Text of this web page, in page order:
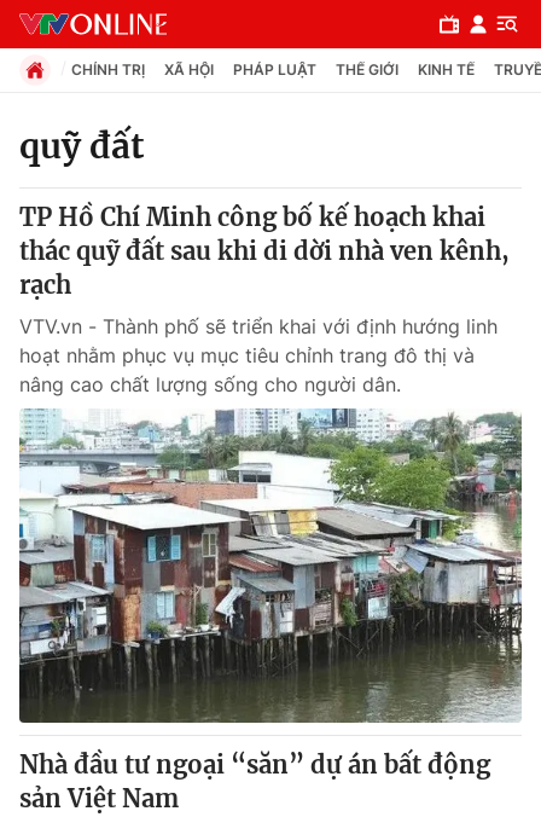
Chuyên mục
Chính trị
Pháp luật
Y tế
Thế giới
Tin tức
Thế giới đó đây
Câu chuyện quốc tế
Kinh tế
Tài chính
Thị trường
Góc doanh nghiệp
Dữ liệu và đời sống
Truyền hình
Phim VTV
Giải trí
CHÍNH TRỊ XÃ HỘI PHÁP LUẬT THẾ GIỚI KINH TẾ
quỹ đất
TP Hồ Chí Minh công bố kế hoạch khai
thác quỹ đất sau khi di dời nhà ven kênh,
rạch
VTV.vn - Thành phố sẽ triển khai với định hướng linh
hoạt nhằm phục vụ mục tiêu chỉnh trang đô thị và
nâng cao chất lượng sống cho người dân.
Nhà đầu tư ngoại “săn” dự án bất động
sản Việt Nam